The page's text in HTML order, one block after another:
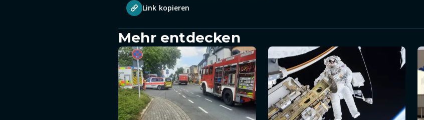
Link kopieren
Mehr entdecken